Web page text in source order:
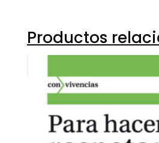
Productos